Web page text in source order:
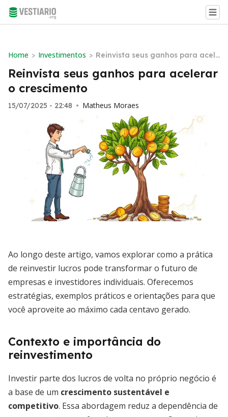
Home > Investimentos > Reinvista seus ganhos para acele
rar o crescimento
Reinvista seus ganhos para acelerar
o crescimento
15/07/2025 - 22:48 • Matheus Moraes
Ao longo deste artigo, vamos explorar como a prática
de reinvestir lucros pode transformar o futuro de
empresas e investidores individuais. Oferecemos
estratégias, exemplos práticos e orientações para que
você aproveite ao máximo cada centavo gerado.
Contexto e importância do
reinvestimento
Investir parte dos lucros de volta no próprio negócio é
a base de um crescimento sustentável e
competitivo. Essa abordagem reduz a dependência de